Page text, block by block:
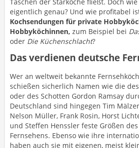
eigentlich genau? Und wie profitabel
Kochsendungen für private
Hobbyköchinnen, zum Beispiel bei
oder Die Küchenschlacht?
Das verdienen deutsche
Wer an weltweit bekannte
schießen sicherlich Namen wie die
oder des Schotten Gordon Ramsay
Deutschland sind hingegen Tim
Nelson Müller, Frank Rosin, Horst
und Steffen Henssler feste Größen
Fernsehens. Ebenso wie ihre
haben auch sie mit eigenen, meist